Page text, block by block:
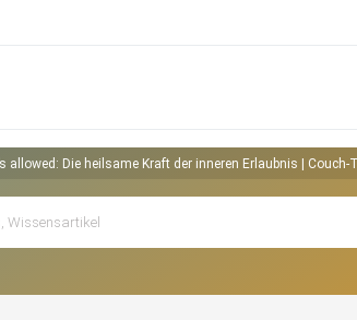
allowed: Die heilsame Kraft der inneren Erlaubnis |